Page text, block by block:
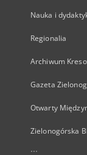
Nauka i
Regionalia
Archiwum
Gazeta
Otwarty
Zielonogórska
...